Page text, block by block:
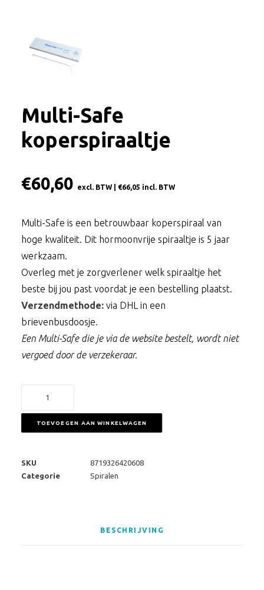
Multi-Safe
koperspiraaltje
€60,60 excl. BTW | €66,05 incl. BTW
Multi-Safe is een betrouwbaar koperspiraal van
hoge kwaliteit. Dit hormoonvrije spiraaltje is 5 jaar
werkzaam.
Overleg met je zorgverlener welk spiraaltje het
beste bij jou past voordat je een bestelling plaatst.
Verzendmethode: via DHL in een
brievenbusdoosje.
Een Multi-Safe die je via de website bestelt, wordt niet
vergoed door de verzekeraar.
koperspiraaltje
TOEVOEGEN AAN WINKELWAGEN
SKU
8719326420608
Categorie
Spiralen
BESCHRIJVING